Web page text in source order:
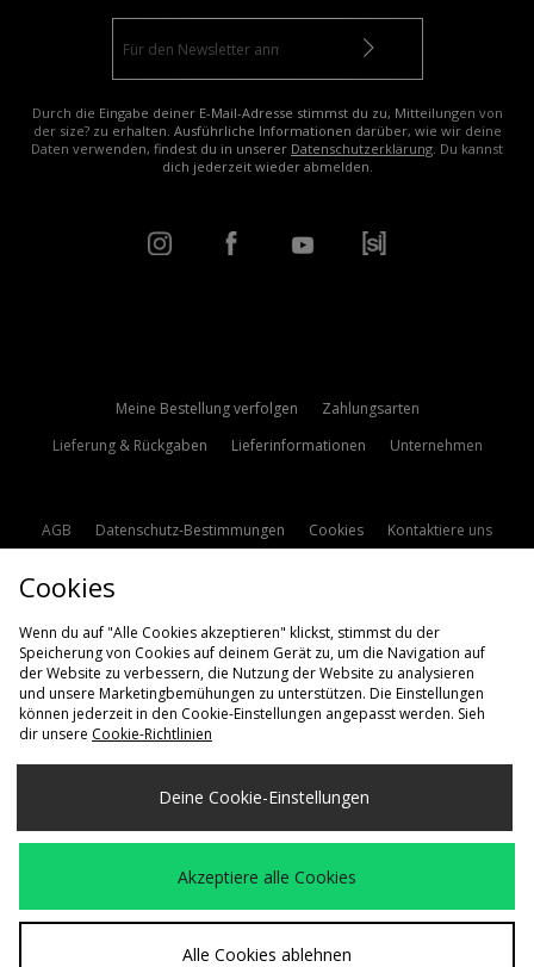
Durch die Eingabe deiner E-Mail-Adresse stimmst du zu, Mitteilungen von
der size? zu erhalten. Ausführliche Informationen darüber, wie wir deine
Daten verwenden, findest du in unserer Datenschutzerklärung. Du kannst
dich jederzeit wieder abmelden.
Meine Bestellung verfolgen
Zahlungsarten
Lieferung & Rückgaben
Lieferinformationen Unternehmen
AGB Datenschutz-Bestimmungen Cookies
Kontaktiere uns
Lieferung Nach
Deutschland
Wir akzeptieren die folgenden Zahlungsmethoden
Besuchen Sie unsere Unternehmens-Website auf
Cookies
Wenn du auf "Alle Cookies akzeptieren" klickst, stimmst du der
Speicherung von Cookies auf deinem Gerät zu, um die Navigation auf
der Website zu verbessern, die Nutzung der Website zu analysieren
und unsere Marketingbemühungen zu unterstützen. Die Einstellungen
können jederzeit in den Cookie-Einstellungen angepasst werden. Sieh
dir unsere Cookie-Richtlinien
Deine Cookie-Einstellungen
Akzeptiere alle Cookies
Alle Cookies ablehnen